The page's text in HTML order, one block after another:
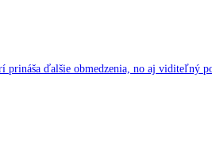
prináša ďalšie obmedzenia, no aj viditeľný